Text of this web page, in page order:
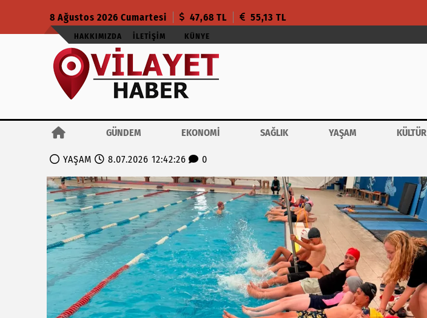
8 Ağustos 2026 Cumartesi 47,68 TL 55,13 TL
HAKKIMIZDA İLETIŞIM KÜNYE
GÜNDEM EKONOMİ SAĞLIK YAŞAM KÜLTÜR
YAŞAM 8.07.2026 12:42:26 0